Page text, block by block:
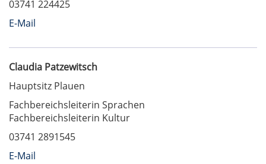
03741 224425
E-Mail
Claudia Patzewitsch
Hauptsitz Plauen
Fachbereichsleiterin Sprachen
Fachbereichsleiterin Kultur
03741 2891545
E-Mail